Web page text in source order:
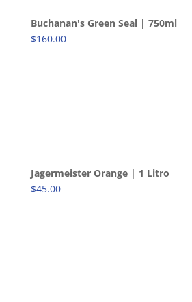
Buchanan's Green Seal | 750ml
$160.00
Jagermeister Orange | 1 Litro
$45.00